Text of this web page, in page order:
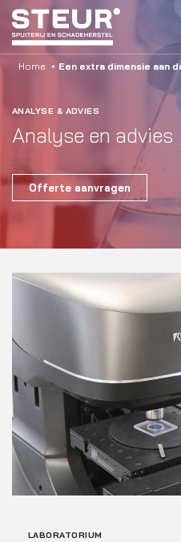
Home Een extra dimensie aan
ANALYSE & ADVIES
Analyse en advies
Offerte aanvragen
LABORATORIUM